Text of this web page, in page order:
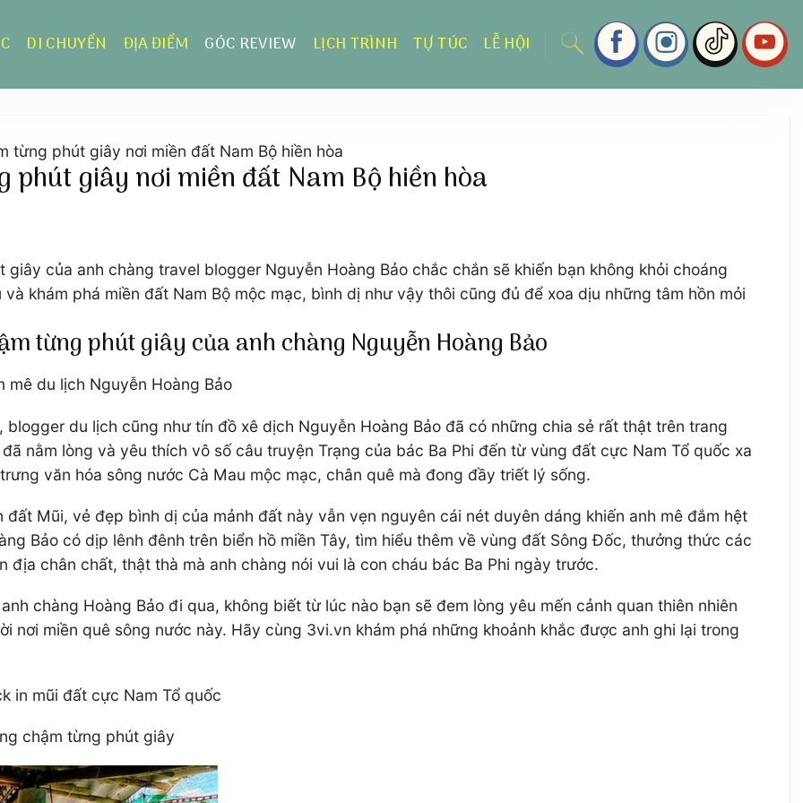
DI CHUYỂN ĐỊA ĐIỂM GÓC REVIEW LỊCH TRÌNH TỰ TÚC LỄ HỘI
từng phút giây nơi miền đất Nam Bộ hiền hòa
phút giây nơi miền đất Nam Bộ hiền hòa
của anh chàng travel blogger Nguyễn Hoàng Bảo chắc chắn sẽ khiến bạn không khỏi choáng
khám phá miền đất Nam Bộ mộc mạc, bình dị như vậy thôi cũng đủ để xoa dịu những tâm hồn mỏi
từng phút giây của anh chàng Nguyễn Hoàng Bảo
mê du lịch Nguyễn Hoàng Bảo
du lịch cũng như tín đồ xê dịch Nguyễn Hoàng Bảo đã có những chia sẻ rất thật trên trang
nằm lòng và yêu thích vô số câu truyện Trạng của bác Ba Phi đến từ vùng đất cực Nam Tổ quốc xa
văn hóa sông nước Cà Mau mộc mạc, chân quê mà đong đầy triết lý sống.
Mũi, vẻ đẹp bình dị của mảnh đất này vẫn vẹn nguyên cái nét duyên dáng khiến anh mê đắm hệt
Bảo có dịp lênh đênh trên biển hồ miền Tây, tìm hiểu thêm về vùng đất Sông Đốc, thưởng thức các
chân chất, thật thà mà anh chàng nói vui là con cháu bác Ba Phi ngày trước.
chàng Hoàng Bảo đi qua, không biết từ lúc nào bạn sẽ đem lòng yêu mến cảnh quan thiên nhiên
nơi miền quê sông nước này. Hãy cùng 3vi.vn khám phá những khoảnh khắc được anh ghi lại trong
in mũi đất cực Nam Tổ quốc
chậm từng phút giây